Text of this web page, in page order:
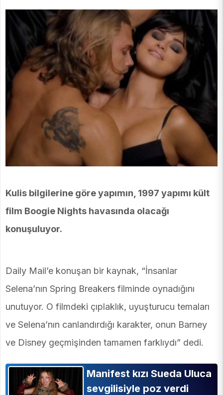
Kulis bilgilerine göre yapımın, 1997 yapımı kült
film Boogie Nights havasında olacağı
konuşuluyor.
Daily Mail’e konuşan bir kaynak, “İnsanlar
Selena’nın Spring Breakers filminde oynadığını
unutuyor. O filmdeki çıplaklık, uyuşturucu temaları
ve Selena’nın canlandırdığı karakter, onun Barney
ve Disney geçmişinden tamamen farklıydı” dedi.
Manifest kızı Sueda Uluca
sevgilisiyle poz verdi